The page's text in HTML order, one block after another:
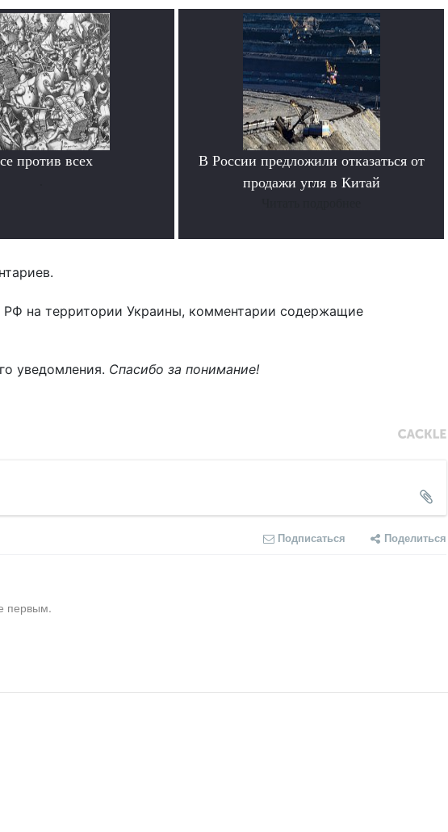
против всех
В России предложили отказаться от
продажи угля в Китай
на территории Украины, комментарии содержащие
уведомления. Спасибо за понимание!
Подписаться Поделиться
первым.